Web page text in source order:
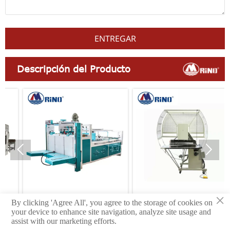
ENTREGAR
Descripción del Producto
Clavadora semiautomática
de cajas de cartón de una
Flejadora de PE
 
×
By clicking 'Agree All', you agree to the storage of cookies on
your device to enhance site navigation, analyze site usage and
assist with our marketing efforts.